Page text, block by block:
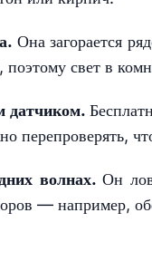
Она загорается
свет в
датчиком.
перепроверять,
волнах.Он
— например,